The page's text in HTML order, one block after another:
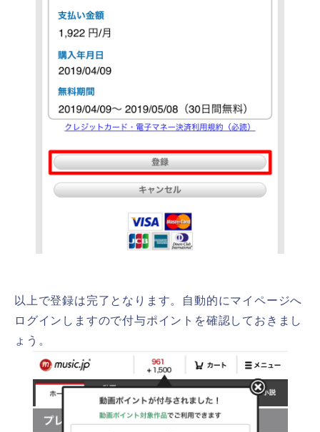
以上で登録は完了となります。自動的にマイページへ
ログインしますので付与ポイントを確認しておきまし
ょう。